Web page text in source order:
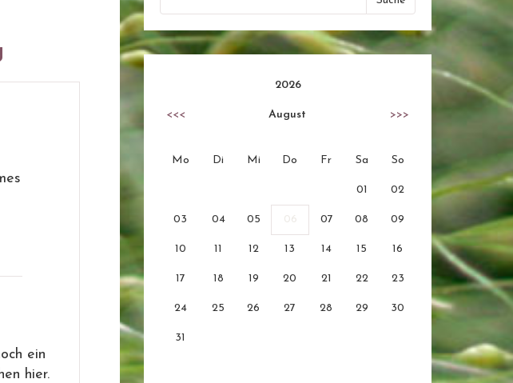
ein
hier.
2026
<<< August >>>
Mo Di Mi Do Fr Sa So
01 02
03 04 05 06 07 08 09
10 11 12 13 14 15 16
17 18 19 20 21 22 23
24 25 26 27 28 29 30
31